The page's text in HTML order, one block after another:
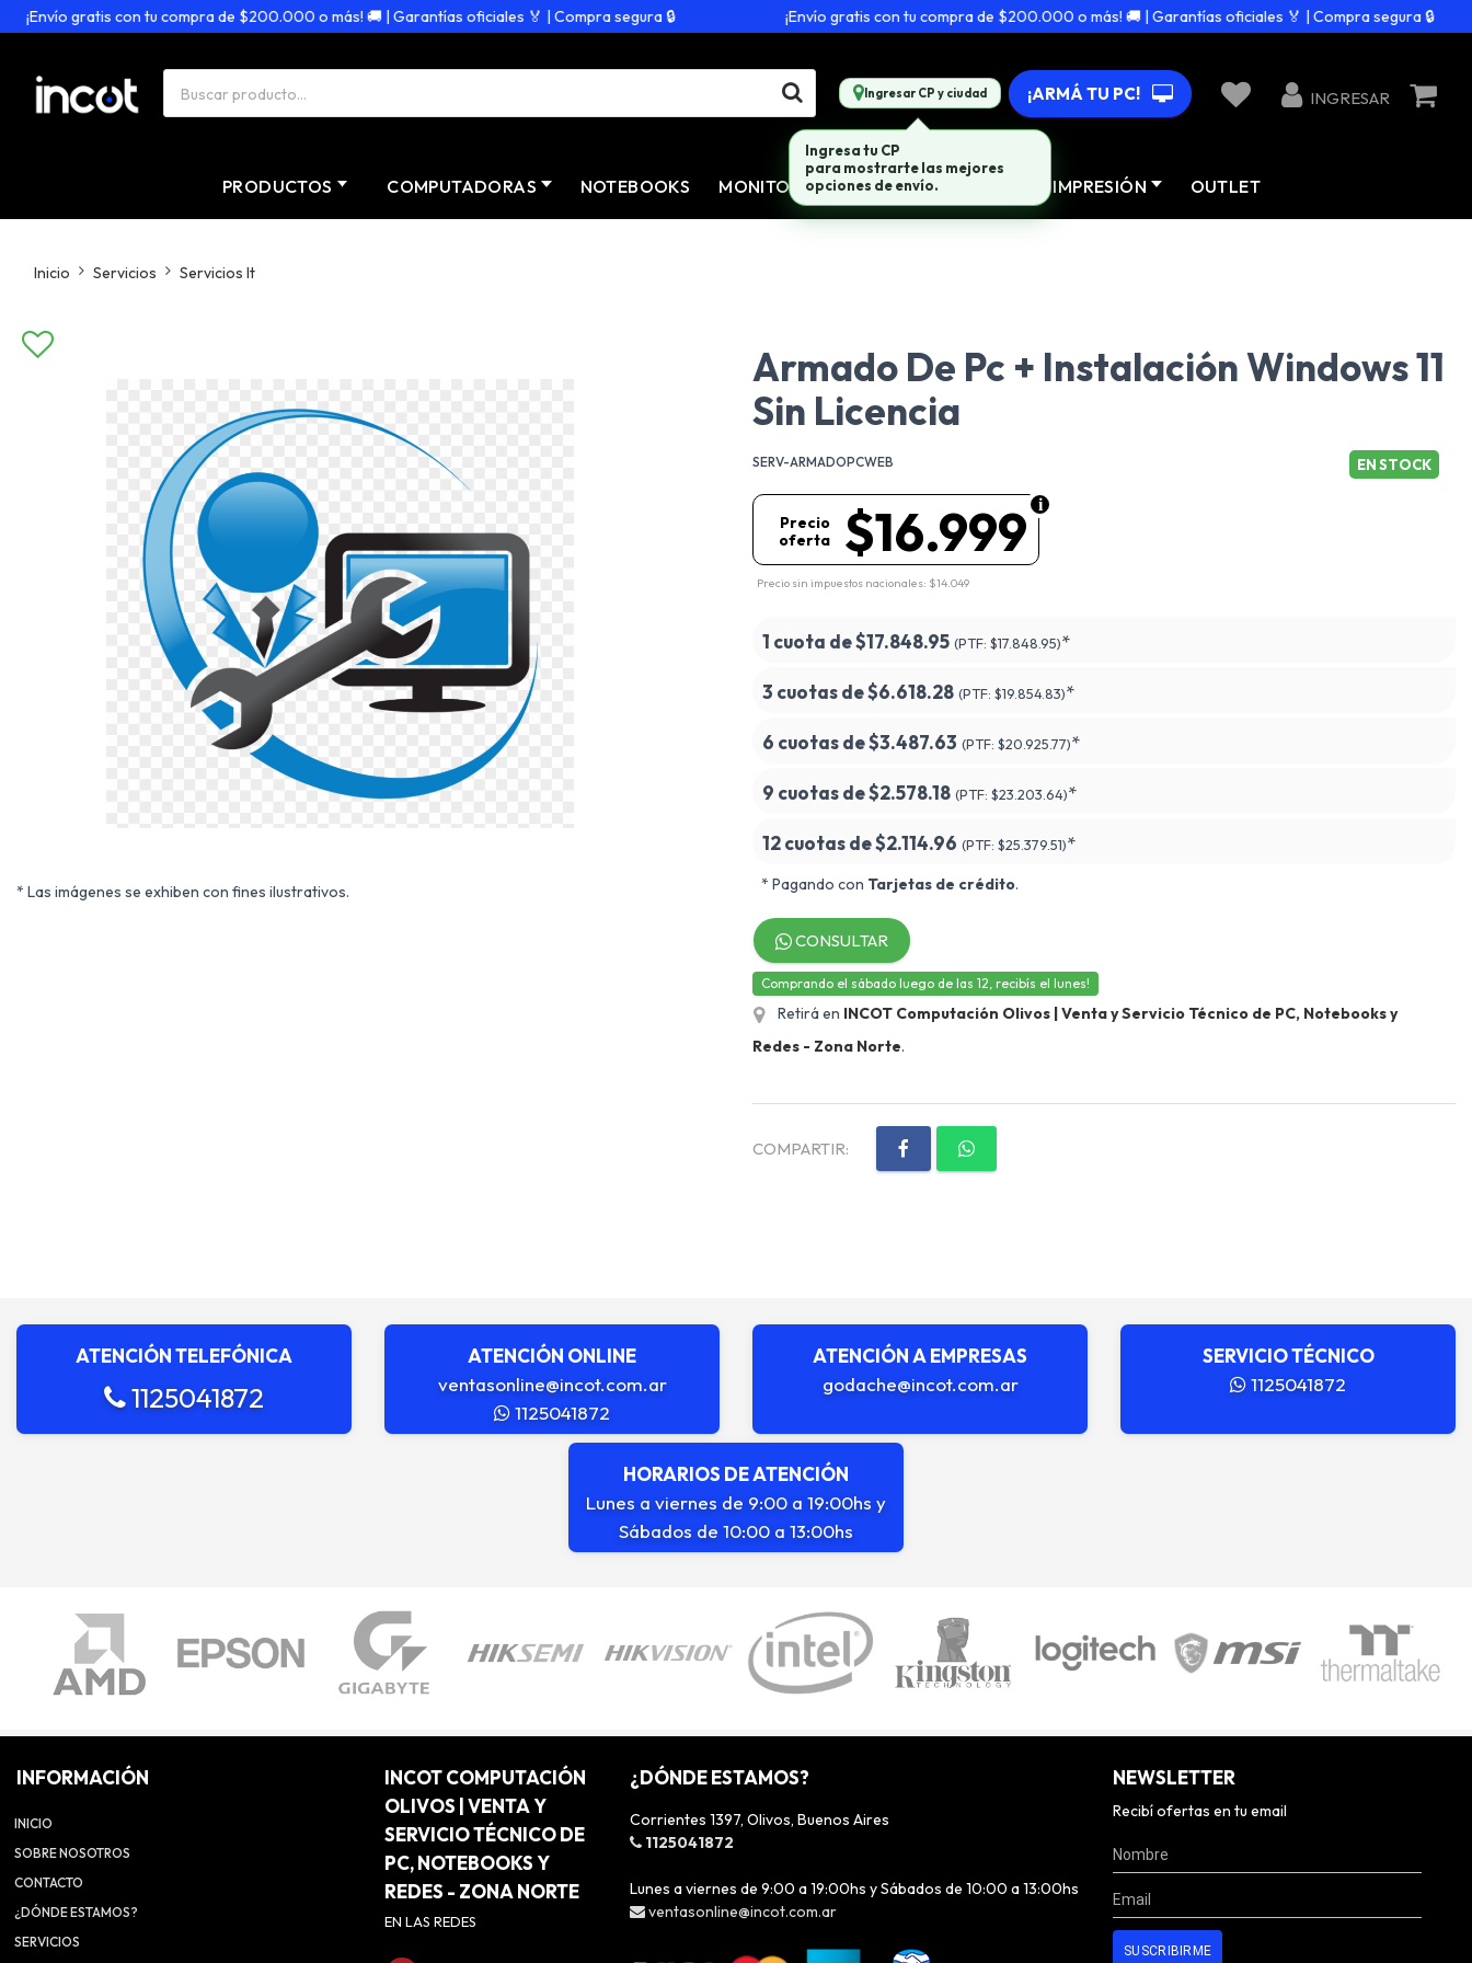
¡Envío gratis con tu compra de $200.000 o más! 🚚 | Garantías oficiales 🏅 | Compra segura 🔒 ¡Envío gratis con tu compra de $200.000 o más! 🚚 | Garantías oficiales 🏅 | Compra segura 🔒
Ingresar CP y ciudad ¡ARMÁ TU PC! INGRESAR
PRODUCTOS COMPUTADORAS NOTEBOOKS MONITORES CONECTIVIDAD IMPRESIÓN OUTLET
Inicio Servicios Servicios It
* Las imágenes se exhiben con fines ilustrativos.
Armado De Pc + Instalación Windows 11
Sin Licencia
SERV-ARMADOPCWEB EN STOCK
$16.999
Precio
oferta
Precio sin impuestos nacionales: $14.049
1 cuota de$17.848.95 (PTF: $17.848.95)*
3 cuotas de$6.618.28 (PTF: $19.854.83)*
6 cuotas de$3.487.63 (PTF: $20.925.77)*
9 cuotas de$2.578.18 (PTF: $23.203.64)*
12 cuotas de$2.114.96 (PTF: $25.379.51)*
* Pagando con Tarjetas de crédito.
CONSULTAR
Comprando el sábado luego de las 12, recibís el lunes!
Retirá en INCOT Computación Olivos | Venta y Servicio Técnico de PC, Notebooks y
Redes - Zona Norte.
COMPARTIR:
ATENCIÓN TELEFÓNICA
1125041872
ATENCIÓN ONLINE
ventasonline@incot.com.ar
1125041872
ATENCIÓN A EMPRESAS
godache@incot.com.ar
SERVICIO TÉCNICO
1125041872
HORARIOS DE ATENCIÓN
Lunes a viernes de 9:00 a 19:00hs y
Sábados de 10:00 a 13:00hs
INFORMACIÓN
INICIO
SOBRE NOSOTROS
CONTACTO
¿DÓNDE ESTAMOS?
SERVICIOS
INCOT COMPUTACIÓN
OLIVOS | VENTA Y
SERVICIO TÉCNICO DE
PC, NOTEBOOKS Y
REDES - ZONA NORTE
EN LAS REDES
¿DÓNDE ESTAMOS?
Corrientes 1397, Olivos, Buenos Aires
1125041872
Lunes a viernes de 9:00 a 19:00hs y Sábados de 10:00 a 13:00hs
ventasonline@incot.com.ar
NEWSLETTER
Recibí ofertas en tu email
Ingresa tu CP
para mostrarte las mejores
opciones de envío.